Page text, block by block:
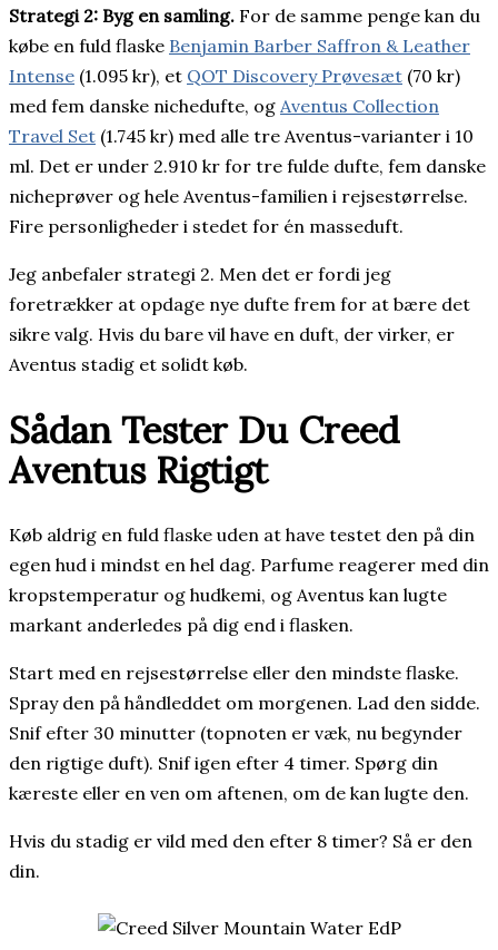
Strategi 2: Byg en samling. For de samme penge kan du
købe en fuld flaske Benjamin Barber Saffron & Leather
Intense (1.095 kr), et QOT Discovery Prøvesæt (70 kr)
med fem danske nichedufte, og Aventus Collection
Travel Set (1.745 kr) med alle tre Aventus-varianter i 10
ml. Det er under 2.910 kr for tre fulde dufte, fem danske
nicheprøver og hele Aventus-familien i rejsestørrelse.
Fire personligheder i stedet for én masseduft.
Jeg anbefaler strategi 2. Men det er fordi jeg
foretrækker at opdage nye dufte frem for at bære det
sikre valg. Hvis du bare vil have en duft, der virker, er
Aventus stadig et solidt køb.
Sådan Tester Du Creed
Aventus Rigtigt
Køb aldrig en fuld flaske uden at have testet den på din
egen hud i mindst en hel dag. Parfume reagerer med din
kropstemperatur og hudkemi, og Aventus kan lugte
markant anderledes på dig end i flasken.
Start med en rejsestørrelse eller den mindste flaske.
Spray den på håndleddet om morgenen. Lad den sidde.
Snif efter 30 minutter (topnoten er væk, nu begynder
den rigtige duft). Snif igen efter 4 timer. Spørg din
kæreste eller en ven om aftenen, om de kan lugte den.
Hvis du stadig er vild med den efter 8 timer? Så er den
din.